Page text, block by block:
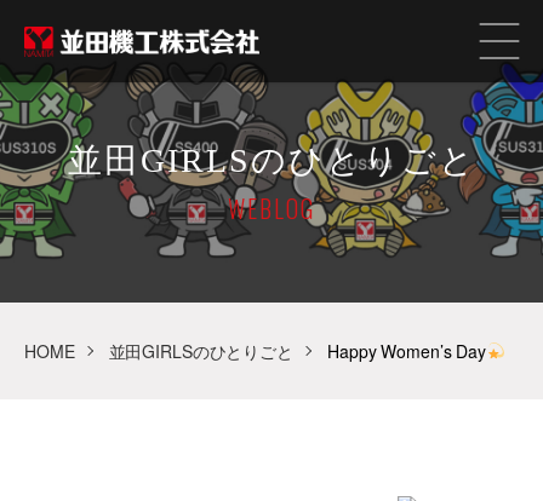
並田GIRLSのひとりごと
WEBLOG
HOME 並田GIRLSのひとりごと Happy Women’s Day